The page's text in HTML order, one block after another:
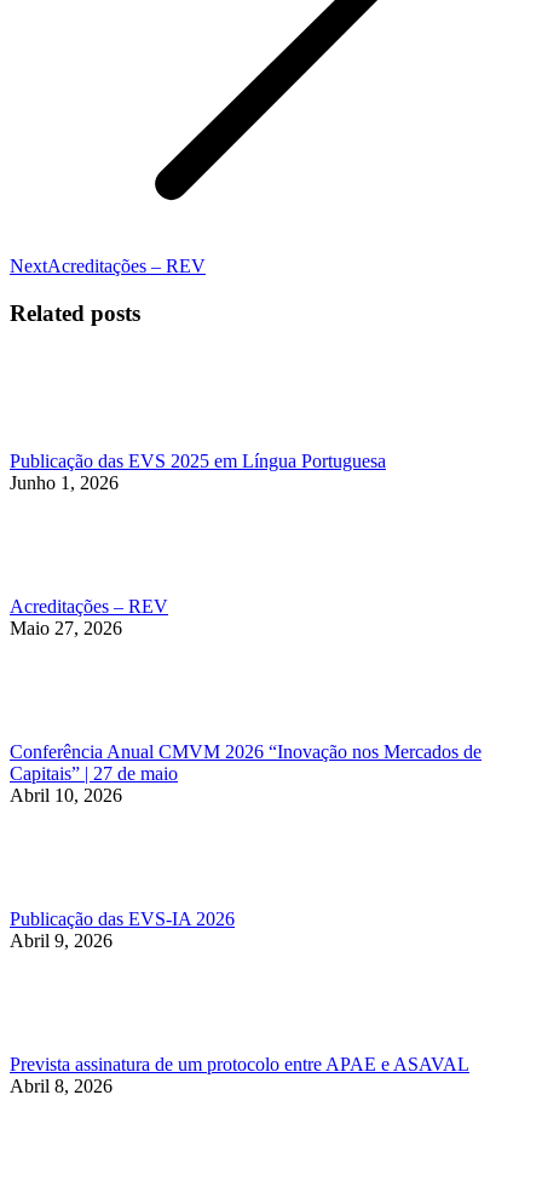
NextNext
Acreditações – REV
Related posts
Publicação das EVS 2025 em Língua Portuguesa
Junho 1, 2026
Acreditações – REV
Maio 27, 2026
Conferência Anual CMVM 2026 “Inovação nos Mercados de
Capitais” | 27 de maio
Abril 10, 2026
Publicação das EVS-IA 2026
Abril 9, 2026
Prevista assinatura de um protocolo entre APAE e ASAVAL
Abril 8, 2026